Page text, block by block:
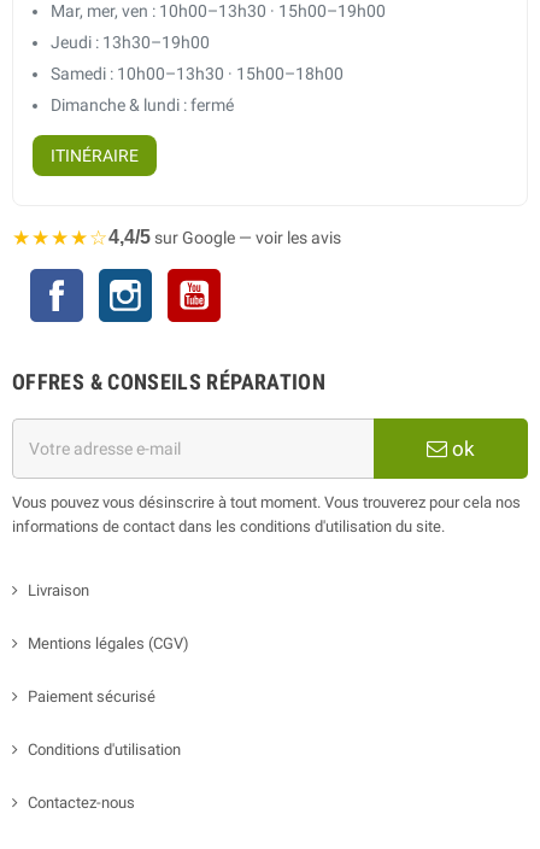
Mar, mer, ven : 10h00–13h30 · 15h00–19h00
Jeudi : 13h30–19h00
Samedi : 10h00–13h30 · 15h00–18h00
Dimanche & lundi : fermé
ITINÉRAIRE
★★★★☆4,4/5sur Google — voir les avis
Facebook Instagram
OFFRES & CONSEILS RÉPARATION
ok
Vous pouvez vous désinscrire à tout moment. Vous trouverez pour cela nos
informations de contact dans les conditions d'utilisation du site.
Livraison
Mentions légales (CGV)
Paiement sécurisé
Conditions d'utilisation
Contactez-nous